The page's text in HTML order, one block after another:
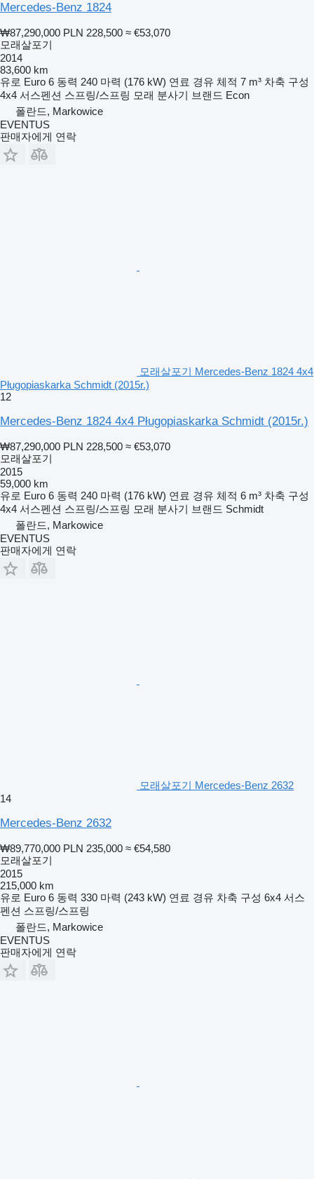
Mercedes-Benz 1824
₩87,290,000 PLN 228,500 ≈ €53,070
모래살포기
2014
83,600 km
유로 Euro 6 동력 240 마력 (176 kW) 연료 경유 체적 7 m³ 차축 구성
4x4 서스펜션 스프링/스프링 모래 분사기 브랜드 Econ
폴란드, Markowice
EVENTUS
판매자에게 연락
모래살포기 Mercedes-Benz 1824 4x4
Pługopiaskarka Schmidt (2015r.)
12
Mercedes-Benz 1824 4x4 Pługopiaskarka Schmidt (2015r.)
₩87,290,000 PLN 228,500 ≈ €53,070
모래살포기
2015
59,000 km
유로 Euro 6 동력 240 마력 (176 kW) 연료 경유 체적 6 m³ 차축 구성
4x4 서스펜션 스프링/스프링 모래 분사기 브랜드 Schmidt
폴란드, Markowice
EVENTUS
판매자에게 연락
모래살포기 Mercedes-Benz 2632
14
Mercedes-Benz 2632
₩89,770,000 PLN 235,000 ≈ €54,580
모래살포기
2015
215,000 km
유로 Euro 6 동력 330 마력 (243 kW) 연료 경유 차축 구성 6x4 서스
펜션 스프링/스프링
폴란드, Markowice
EVENTUS
판매자에게 연락